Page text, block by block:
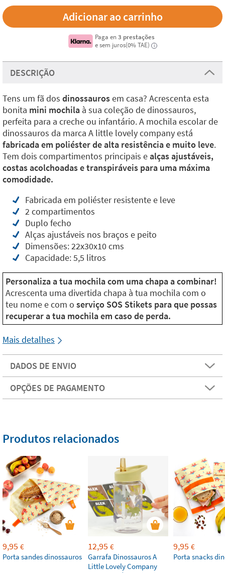
Paga en3 prestações
e sem juros(0% TAE)
i
DESCRIÇÃO
Tens um fã dos dinossaurosem casa? Acrescenta esta
bonita mini mochila à sua coleção de dinossauros,
perfeita para a creche ou infantário. A mochila escolar de
dinossauros da marca A little lovely company está
fabricada em poliéster de alta resistência e muito leve.
Tem dois compartimentos principais ealças ajustáveis,
costas acolchoadas e transpiráveis para uma máxima
comodidade.
Fabricada em poliéster resistente e leve
2 compartimentos
Duplo fecho
Alças ajustáveis nos braços e peito
Dimensões: 22x30x10 cms
Capacidade: 5,5 litros
Personaliza a tua mochila com uma chapa a combinar!
Acrescenta uma divertida chapa à tua mochila com o
teu nome e com o serviço SOS Stikets para que possas
recuperar a tua mochila em caso de perda.
Mais detalhes
DADOS DE ENVIO
OPÇÕES DE PAGAMENTO
Produtos relacionados
9,95 €
Porta sandes dinossauros
12,95 €
Garrafa Dinossauros A
Little Lovely Company
9,95 €
Porta snacks